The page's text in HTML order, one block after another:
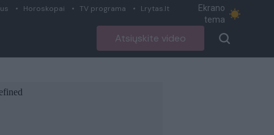
Horoskopai TV programa Lrytas.lt
Ekrano
tema
Atsiųskite video